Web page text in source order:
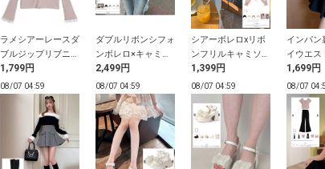
ラメシアーレースダ
ブルジップリブニッ
トパーカー
1,799円
ダブルリボンシフォ
ンボレロ×キャミソ
ールアンサンブル
2,499円
シアーボレロxリボ
ンフリルキャミソー
ルアンサンブル
1,399円
インパン
イウエス
レアスカ
1,699円
08/07 04:59 08/07 04:59 08/07 04:59 08/07